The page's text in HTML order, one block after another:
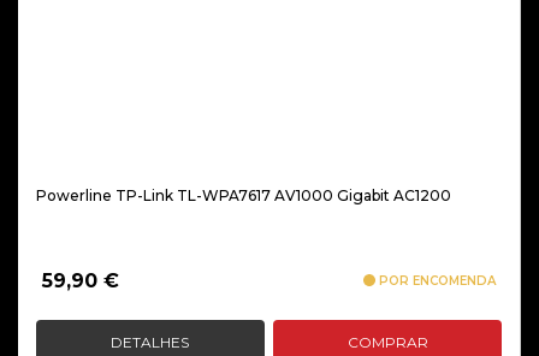
Powerline TP-Link TL-WPA7617 AV1000 Gigabit AC1200
59,90 € POR ENCOMENDA
DETALHES COMPRAR